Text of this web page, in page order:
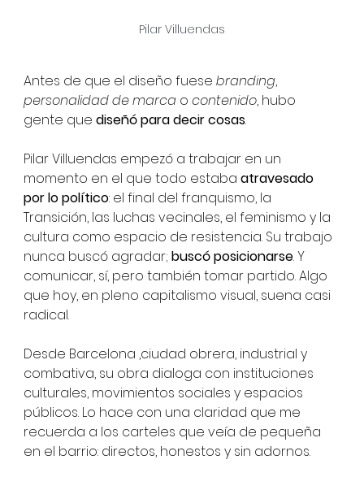
Pilar Villuendas
Antes de que el diseño fuese branding,
personalidad de marca o contenido, hubo
gente que diseñó para decir cosas.
Pilar Villuendas empezó a trabajar en un
momento en el que todo estaba atravesado
por lo político: el final del franquismo, la
Transición, las luchas vecinales, el feminismo y la
cultura como espacio de resistencia. Su trabajo
nunca buscó agradar; buscó posicionarse. Y
comunicar, sí, pero también tomar partido. Algo
que hoy, en pleno capitalismo visual, suena casi
radical.
Desde Barcelona ,ciudad obrera, industrial y
combativa, su obra dialoga con instituciones
culturales, movimientos sociales y espacios
públicos. Lo hace con una claridad que me
recuerda a los carteles que veía de pequeña
en el barrio: directos, honestos y sin adornos.